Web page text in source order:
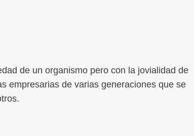
de un organismo pero con la jovialidad de
empresarias de varias generaciones que se